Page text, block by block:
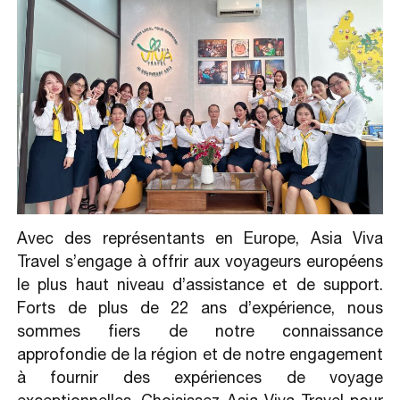
Avec des représentants en Europe, Asia Viva
Travel s’engage à offrir aux voyageurs européens
le plus haut niveau d’assistance et de support.
Forts de plus de 22 ans d’expérience, nous
sommes fiers de notre connaissance
approfondie de la région et de notre engagement
à fournir des expériences de voyage